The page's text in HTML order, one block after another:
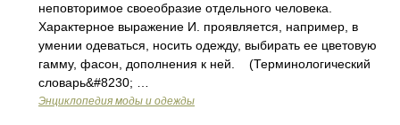
неповторимое своеобразие отдельного человека.
Характерное выражение И. проявляется, например, в
умении одеваться, носить одежду, выбирать ее цветовую
гамму, фасон, дополнения к ней. (Терминологический
словарь&#8230; …
Энциклопедия моды и одежды